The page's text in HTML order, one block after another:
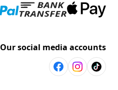
Our social media accounts